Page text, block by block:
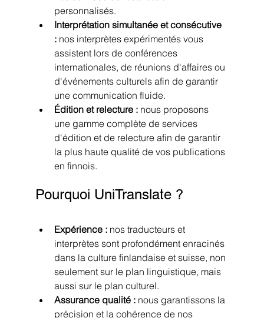
personnalisés.
Interprétation simultanée et consécutive
: nos interprètes expérimentés vous
assistent lors de conférences
internationales, de réunions d'affaires ou
d'événements culturels afin de garantir
une communication fluide.
Édition et relecture : nous proposons
une gamme complète de services
d'édition et de relecture afin de garantir
la plus haute qualité de vos publications
en finnois.
Pourquoi UniTranslate ?
Expérience : nos traducteurs et
interprètes sont profondément enracinés
dans la culture finlandaise et suisse, non
seulement sur le plan linguistique, mais
aussi sur le plan culturel.
Assurance qualité : nous garantissons la
précision et la cohérence de nos